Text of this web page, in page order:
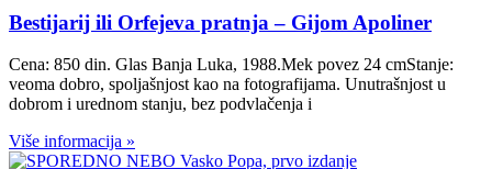
Bestijarij ili Orfejeva pratnja – Gijom Apoliner
Cena: 850 din. Glas Banja Luka, 1988.Mek povez 24 cmStanje:
veoma dobro, spoljašnjost kao na fotografijama. Unutrašnjost u
dobrom i urednom stanju, bez podvlačenja i
Više informacija »